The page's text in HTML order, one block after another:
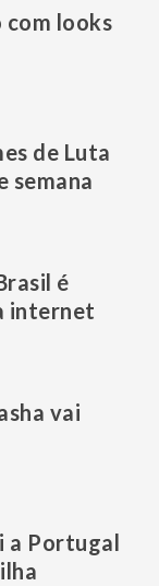
com looks
de Luta
semana
é
internet
vai
a Portugal